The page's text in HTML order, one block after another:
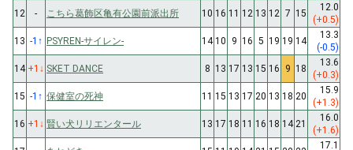
12
- こちら葛飾区亀有公園前派出所 10 16 11 12 13 12 7 15
12.0
(+0.5)
13 -1 ↑ PSYREN-サイレン- 14 10 9 16 5 19 19 14
13.3
(-0.5)
14 +1 ↓ SKET DANCE 8 13 17 13 15 16 9 18
13.6
(+0.3)
15 -1 ↑ 保健室の死神 11 15 13 17 20 13 18 20
15.9
(+1.3)
16 +1 ↓ 賢い犬リリエンタール 13 17 18 11 16 18 14 21
16.0
(+1.6)
17.1